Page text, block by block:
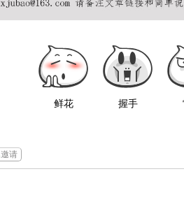
鲜花 握手
邀请